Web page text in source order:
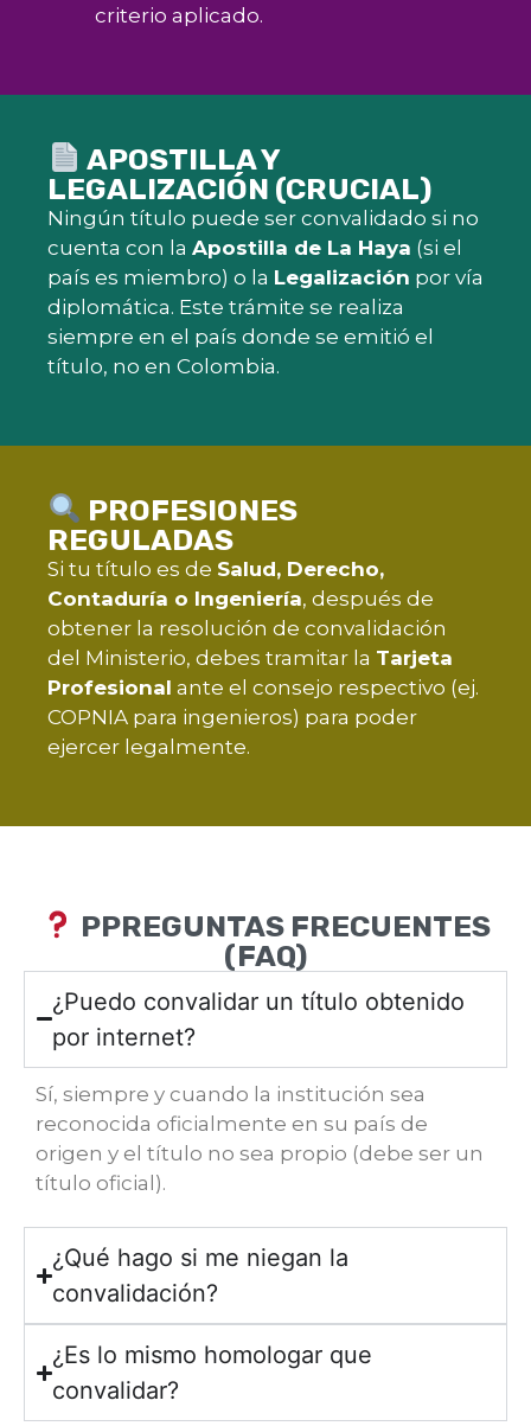
criterio aplicado.
APOSTILLA Y
LEGALIZACIÓN (CRUCIAL)
Ningún título puede ser convalidado si no
cuenta con la Apostilla de La Haya (si el
país es miembro) o la Legalización por vía
diplomática. Este trámite se realiza
siempre en el país donde se emitió el
título, no en Colombia.
PROFESIONES
REGULADAS
Si tu título es de Salud, Derecho,
Contaduría o Ingeniería, después de
obtener la resolución de convalidación
del Ministerio, debes tramitar la Tarjeta
Profesional ante el consejo respectivo (ej.
COPNIA para ingenieros) para poder
ejercer legalmente.
PPREGUNTAS FRECUENTES
(FAQ)
¿Puedo convalidar un título obtenido
por internet?
Sí, siempre y cuando la institución sea
reconocida oficialmente en su país de
origen y el título no sea propio (debe ser un
título oficial).
¿Qué hago si me niegan la
convalidación?
¿Es lo mismo homologar que
convalidar?